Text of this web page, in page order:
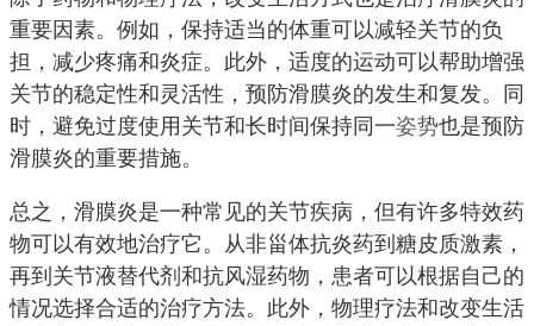
重要因素。例如，保持适当的体重可以减轻关节的负
担，减少疼痛和炎症。此外，适度的运动可以帮助增强
关节的稳定性和灵活性，预防滑膜炎的发生和复发。同
时，避免过度使用关节和长时间保持同一姿势也是预防
滑膜炎的重要措施。
总之，滑膜炎是一种常见的关节疾病，但有许多特效药
物可以有效地治疗它。从非甾体抗炎药到糖皮质激素，
再到关节液替代剂和抗风湿药物，患者可以根据自己的
情况选择合适的治疗方法。此外，物理疗法和改变生活